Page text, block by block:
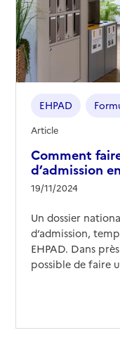
Comment
d’admission
19/11/2024
EHPAD
Article
Un dossier
d’admission,
EHPAD. Dans
possible de faire